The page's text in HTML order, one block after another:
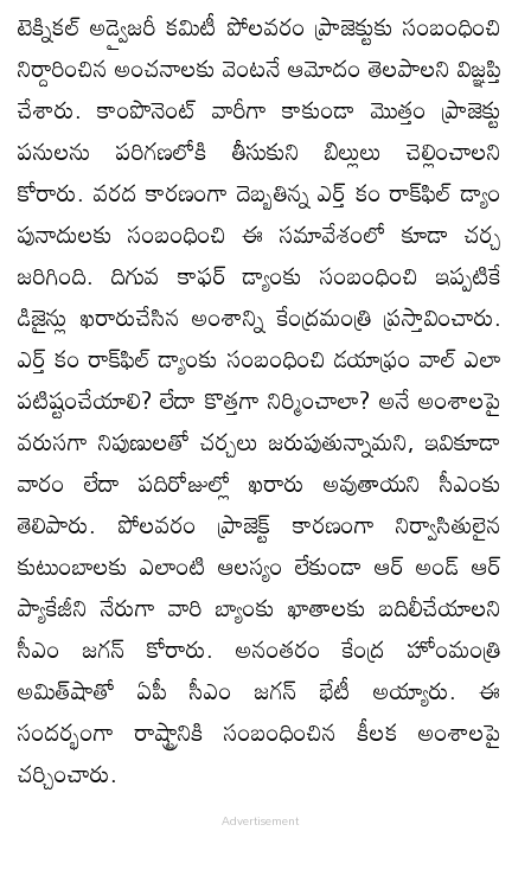
టెక్నికల్‌ అడ్వైజరీ కమిటీ పోలవరం ప్రాజెక్టుకు సంబంధించి
నిర్దారించిన అంచనాలకు వెంటనే ఆమోదం తెలపాలని విజ్ఞప్తి
చేశారు. కాంపొనెంట్‌ వారీగా కాకుండా మొత్తం ప్రాజెక్టు
పనులను పరిగణలోకి తీసుకుని బిల్లులు చెల్లించాలని
కోరారు. వరద కారణంగా దెబ్బతిన్న ఎర్త్‌ కం రాక్‌ఫిల్‌ డ్యాం
పునాదులకు సంబంధించి ఈ సమావేశంలో కూడా చర్చ
జరిగింది. దిగువ కాఫర్‌ డ్యాంకు సంబంధించి ఇప్పటికే
డిజైన్లు ఖరారుచేసిన అంశాన్ని కేంద్రమంత్రి ప్రస్తావించారు.
ఎర్త్‌ కం రాక్‌ఫిల్‌ డ్యాంకు సంబంధించి డయాఫ్రం వాల్‌ ఎలా
పటిష్టంచేయాలి? లేదా కొత్తగా నిర్మించాలా? అనే అంశాలపై
వరుసగా నిపుణులతో చర్చలు జరుపుతున్నామని, ఇవికూడా
వారం లేదా పదిరోజుల్లో ఖరారు అవుతాయని సీఎంకు
తెలిపారు. పోలవరం ప్రాజెక్ట్‌ కారణంగా నిర్వాసితులైన
కుటుంబాలకు ఎలాంటి ఆలస్యం లేకుండా ఆర్‌ అండ్‌ ఆర్‌
ప్యాకేజీని నేరుగా వారి బ్యాంకు ఖాతాలకు బదిలీచేయాలని
సీఎం జగన్ కోరారు. అనంతరం కేంద్ర హోంమంత్రి
అమిత్‌షాతో ఏపీ సీఎం జగన్ భేటీ అయ్యారు. ఈ
సందర్భంగా రాష్ట్రానికి సంబంధించిన కీలక అంశాలపై
చర్చించారు.